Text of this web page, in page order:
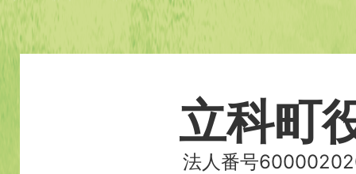
立科町
法人番号